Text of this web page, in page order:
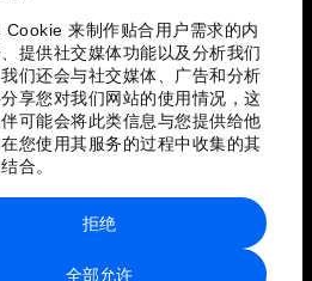
Cookie 来制作贴合用户需求的内
提供社交媒体功能以及分析我们
们还会与社交媒体、广告和分析
享您对我们网站的使用情况，这
可能会将此类信息与您提供给他
您使用其服务的过程中收集的其
合。
全部允许
拒绝